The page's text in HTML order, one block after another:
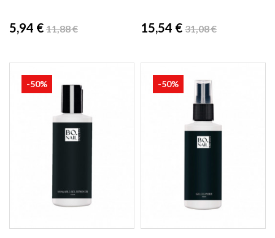
Prix
5,94 €Prix
11,88 € Prix
15,54 €Prix
31,08 €
-50% -50%